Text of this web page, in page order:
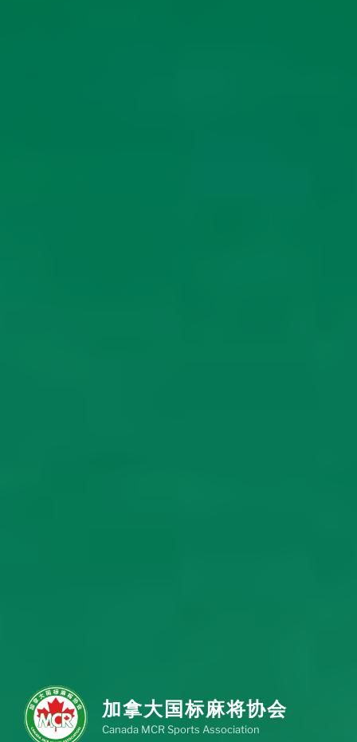
加拿大国标麻将协会
Canada MCR Sports Association